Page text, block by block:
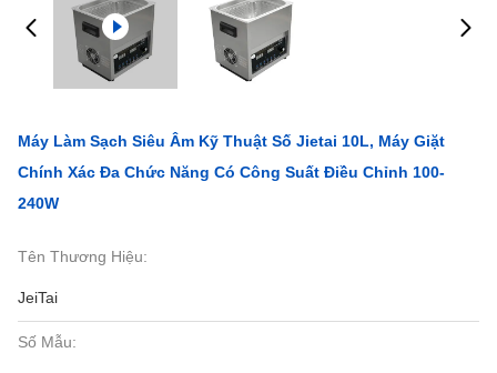
Máy Làm Sạch Siêu Âm Kỹ Thuật Số Jietai 10L, Máy Giặt
Chính Xác Đa Chức Năng Có Công Suất Điều Chỉnh 100-
240W
Tên Thương Hiệu:
JeiTai
Số Mẫu: